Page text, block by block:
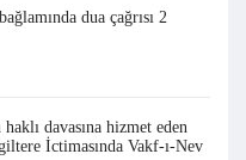
dua çağrısı 2
davasına hizmet eden
İctimasında Vakf-ı-Nev